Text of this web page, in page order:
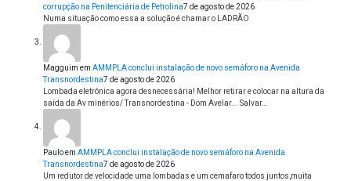
corrupção na Penitenciária de Petrolina7 de agosto de 2026
Numa situação como essa a solução é chamar o LADRÃO
Magguim em AMMPLA conclui instalação de novo semáforo na Avenida
Transnordestina7 de agosto de 2026
Lombada eletrônica agora desnecessária! Melhor retirar e colocar na altura da
saída da Av minérios/ Transnordestina - Dom Avelar... Salvar…
Pauloem AMMPLA conclui instalação de novo semáforo na Avenida
Transnordestina7 de agosto de 2026
Um redutor de velocidade uma lombadas e um cemafaro todos juntos,muita